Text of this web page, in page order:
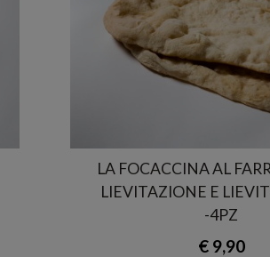
LA FOCACCINA AL
LIEVITAZIONE E
-4PZ
€ 9,90